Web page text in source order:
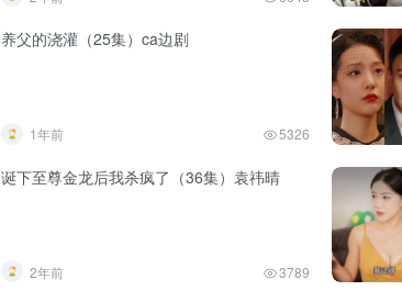
养父的浇灌（25集）ca边剧
1年前 5326
诞下至尊金龙后我杀疯了（36集）袁祎晴
2年前 3789